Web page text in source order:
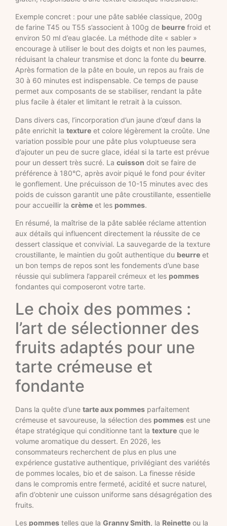
Exemple concret : pour une pâte sablée classique, 200g
de farine T45 ou T55 s’associent à 100g de beurre froid et
environ 50 ml d’eau glacée. La méthode dite « sabler »
encourage à utiliser le bout des doigts et non les paumes,
réduisant la chaleur transmise et donc la fonte du beurre.
Après formation de la pâte en boule, un repos au frais de
30 à 60 minutes est indispensable. Ce temps de pause
permet aux composants de se stabiliser, rendant la pâte
plus facile à étaler et limitant le retrait à la cuisson.
Dans divers cas, l’incorporation d’un jaune d’œuf dans la
pâte enrichit la texture et colore légèrement la croûte. Une
variation possible pour une pâte plus voluptueuse sera
d’ajouter un peu de sucre glace, idéal si la tarte est prévue
pour un dessert très sucré. La cuisson doit se faire de
préférence à 180°C, après avoir piqué le fond pour éviter
le gonflement. Une précuisson de 10-15 minutes avec des
poids de cuisson garantit une pâte croustillante, essentielle
pour accueillir la crème et les pommes.
En résumé, la maîtrise de la pâte sablée réclame attention
aux détails qui influencent directement la réussite de ce
dessert classique et convivial. La sauvegarde de la texture
croustillante, le maintien du goût authentique du beurre et
un bon temps de repos sont les fondements d’une base
réussie qui sublimera l’appareil crémeux et les pommes
fondantes qui composeront votre tarte.
Le choix des pommes :
l’art de sélectionner des
fruits adaptés pour une
tarte crémeuse et
fondante
Dans la quête d’une tarte aux pommes parfaitement
crémeuse et savoureuse, la sélection des pommes est une
étape stratégique qui conditionne tant la texture que le
volume aromatique du dessert. En 2026, les
consommateurs recherchent de plus en plus une
expérience gustative authentique, privilégiant des variétés
de pommes locales, bio et de saison. La finesse réside
dans le compromis entre fermeté, acidité et sucre naturel,
afin d’obtenir une cuisson uniforme sans désagrégation des
fruits.
Les pommes telles que la Granny Smith, la Reinette ou la